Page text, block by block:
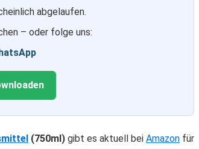
abgelaufen.
– oder folge uns:
(750ml) gibt es aktuell bei Amazon für